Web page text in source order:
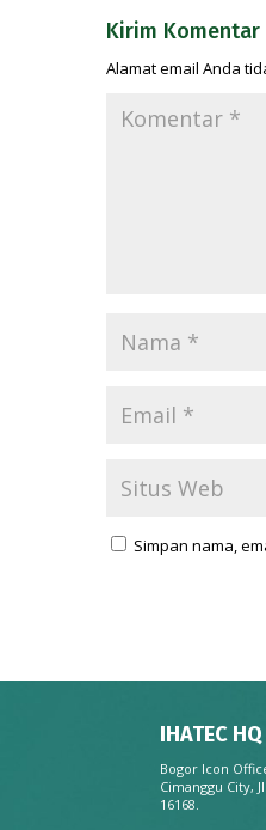
Kirim Komentar
Alamat email Anda
Simpan nama,
IHATEC
Bogor Icon
Cimanggu City,
16168.